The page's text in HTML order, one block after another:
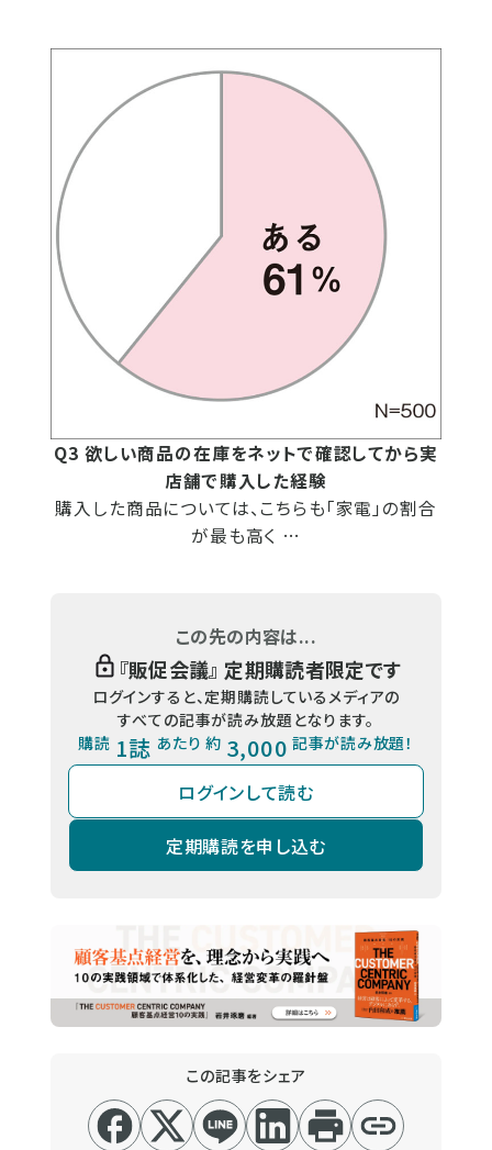
Q3 欲しい商品の在庫をネットで確認してから実
店舗で購入した経験
購入した商品については、こちらも「家電」の割合
が最も高く …
この先の内容は...
『販促会議』 定期購読者限定です
ログインすると、定期購読しているメディアの
すべての記事が読み放題となります。
購読 1誌 あたり 約 3,000 記事が読み放題！
ログインして読む
定期購読を申し込む
この記事をシェア